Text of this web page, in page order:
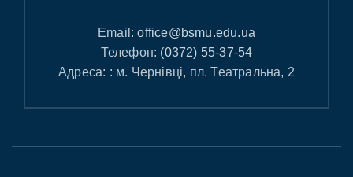
Email:office@bsmu.edu.ua
Телефон: (0372) 55-37-54
Адреса: : м. Чернівці, пл. Театральна, 2